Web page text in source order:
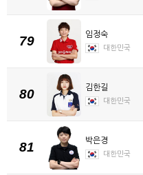
79 임정숙
대한민국
80 김한길
대한민국
81 박은경
대한민국